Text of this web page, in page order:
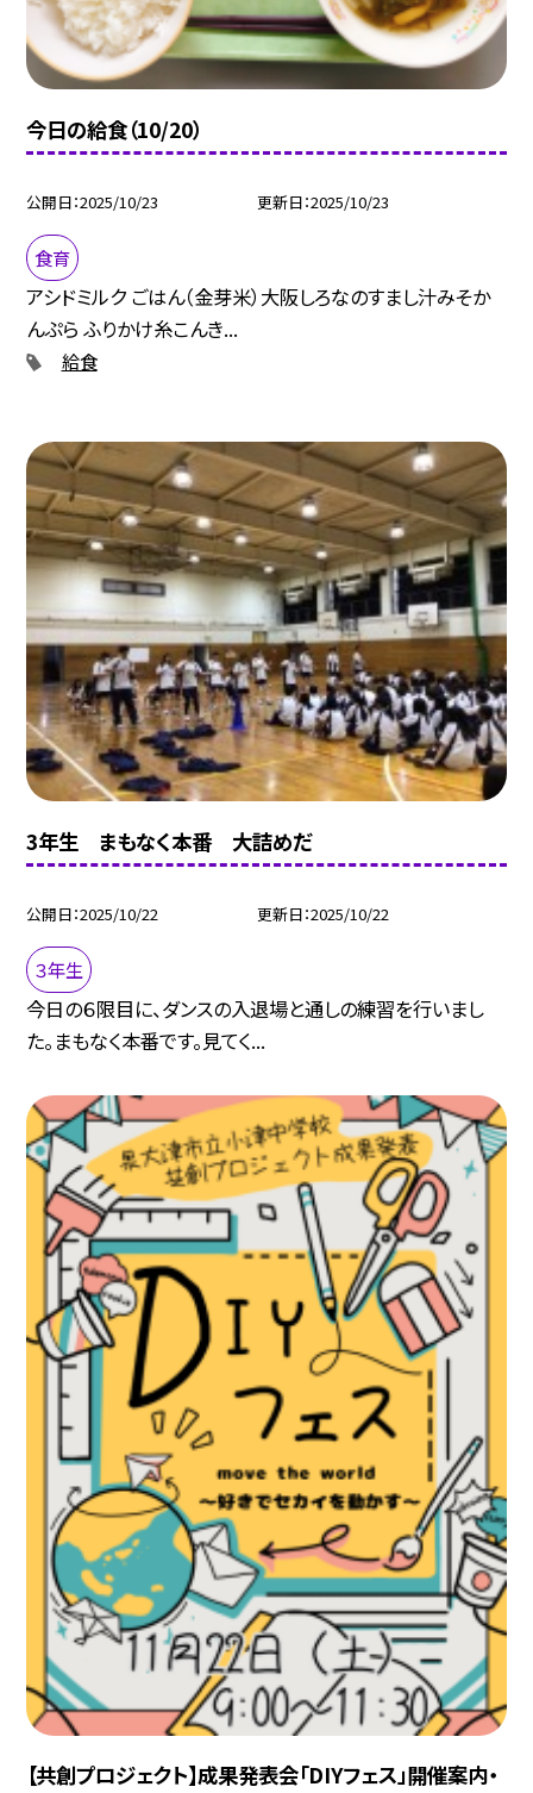
今日の給食（10/20）
公開日 2025/10/23 更新日 2025/10/23
食育
アシドミルク ごはん（金芽米）大阪しろなのすまし汁みそか
んぷら ふりかけ糸こんき...
給食
3年生 まもなく本番 大詰めだ
公開日 2025/10/22 更新日 2025/10/22
３年生
今日の６限目に、ダンスの入退場と通しの練習を行いまし
た。まもなく本番です。見てく...
【共創プロジェクト】成果発表会「DIYフェス」開催案内・